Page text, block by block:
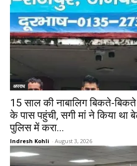
अपराध
15 साल की नाबालिग बिकते-
के पास पहुंची, सगी मां ने किया था
पुलिस में करा...
Indresh Kohli - August 3, 2026